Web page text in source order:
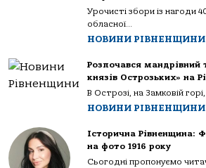
Урочисті збори із нагоди
обласної...
НОВИНИ РІВНЕНЩИНИ
Розпочався мандрівний
князів Острозьких» на
В Острозі, на Замковій
НОВИНИ РІВНЕНЩИНИ
Історична Рівненщина:
на фото 1916 року
Сьогодні пропонуємо